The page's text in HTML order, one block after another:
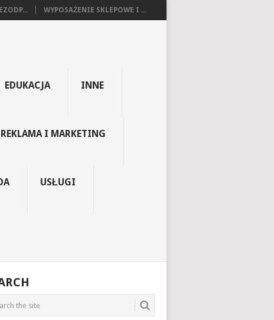
WYPOSAŻENIE SKLEPOWE I ...
EDUKACJA INNE
REKLAMA I MARKETING
USŁUGI